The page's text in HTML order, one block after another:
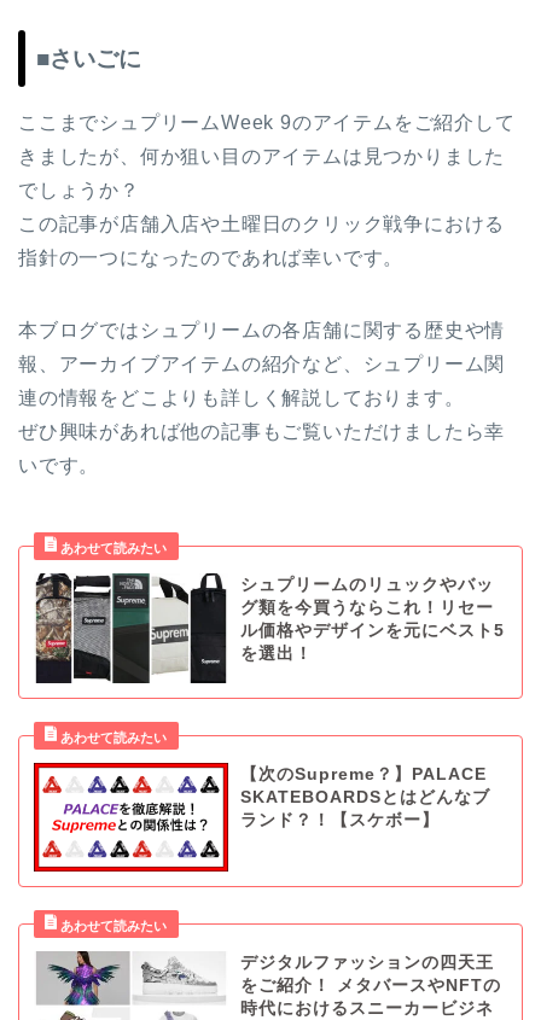
■さいごに
ここまでシュプリームWeek 9のアイテムをご紹介して
きましたが、何か狙い目のアイテムは見つかりました
でしょうか？
この記事が店舗入店や土曜日のクリック戦争における
指針の一つになったのであれば幸いです。
本ブログではシュプリームの各店舗に関する歴史や情
報、アーカイブアイテムの紹介など、シュプリーム関
連の情報をどこよりも詳しく解説しております。
ぜひ興味があれば他の記事もご覧いただけましたら幸
いです。
シュプリームのリュックやバッ
グ類を今買うならこれ！リセー
ル価格やデザインを元にベスト5
を選出！
【次のSupreme？】PALACE
SKATEBOARDSとはどんなブ
ランド？！【スケボー】
デジタルファッションの四天王
をご紹介！ メタバースやNFTの
時代におけるスニーカービジネ